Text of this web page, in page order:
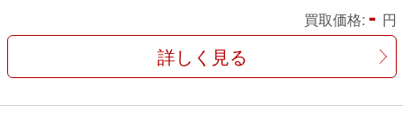
買取価格: - 円
詳しく見る